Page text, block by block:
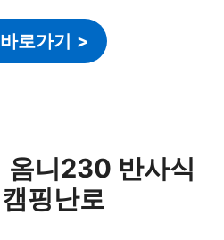
로가기 >
옴니230 반사식
핑난로